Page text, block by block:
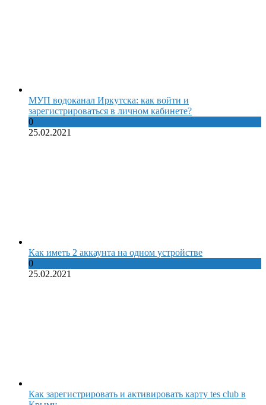
МУП водоканал Иркутска: как войти и
зарегистрироваться в личном кабинете?
0
25.02.2021
Как иметь 2 аккаунта на одном устройстве
0
25.02.2021
Как зарегистрировать и активировать карту tes club в